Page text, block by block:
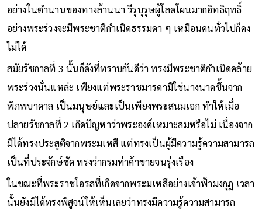
อย่างในตำนานของทางล้านนา วีรุบุรุษผู้โลดโผนมากอิทธิฤทธิ์
อย่างพระร่วงจะมีพระชาติกำเนิดธรรมดา ๆ เหมือนคนทั่วไปก็คง
ไม่ได้
สมัยรัชกาลที่ 3 นั้นก็ดังที่ทราบกันดีว่า ทรงมีพระชาติกำเนิดคล้าย
พระร่วงนั่นแหล่ะ เพียงแต่พระราชมารดามิใช่นางนาคขึ้นจาก
พิภพบาดาล เป็นมนุษย์และเป็นเพียงพระสนมเอก ทำให้เมื่อ
ปลายรัชกาลที่ 2 เกิดปัญหาว่าพระองค์เหมาะสมหรือไม่ เนื่องจาก
มิได้ทรงประสูติจากพระมเหสี แต่ทรงเป็นผู้มีความรู้ความสามารถ
เป็นที่ประจักษ์ชัด ทรงว่ากรมท่าค้าขายจนรุ่งเรือง
ในขณะที่พระราชโอรสที่เกิดจากพระมเหสีอย่างเจ้าฟ้ามงกุฎ เวลา
นั้นยังมิได้ทรงพิสูจน์ให้เห็นเลยว่าทรงมีความรู้ความสามารถ